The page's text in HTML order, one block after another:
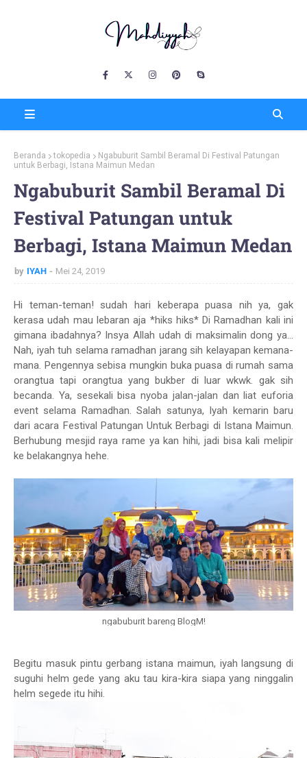
Beranda tokopedia
Ngabuburit Sambil Beramal Di Festival Patungan
untuk Berbagi, Istana Maimun Medan
Ngabuburit Sambil Beramal Di
Festival Patungan untuk
Berbagi, Istana Maimun Medan
by IYAH Mei 24, 2019
Hi teman-teman! sudah hari keberapa puasa nih ya, gak
kerasa udah mau lebaran aja *hiks hiks* Di Ramadhan kali ini
gimana ibadahnya? Insya Allah udah di maksimalin dong ya...
Nah, iyah tuh selama ramadhan jarang sih kelayapan kemana-
mana. Pengennya sebisa mungkin buka puasa di rumah sama
orangtua tapi orangtua yang bukber di luar wkwk. gak sih
becanda. Ya, sesekali bisa nyoba jalan-jalan dan liat euforia
event selama Ramadhan. Salah satunya, Iyah kemarin baru
dari acara Festival Patungan Untuk Berbagi di Istana Maimun.
Berhubung mesjid raya rame ya kan hihi, jadi bisa kali melipir
ke belakangnya hehe.
ngabuburit bareng BlogM!
Begitu masuk pintu gerbang istana maimun, iyah langsung di
suguhi helm gede yang aku tau kira-kira siapa yang ninggalin
helm segede itu hihi.